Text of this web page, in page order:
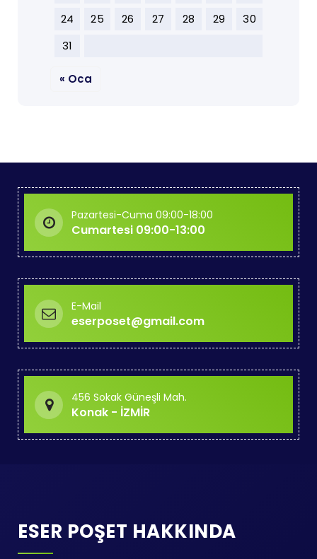
24
25 26 27 28 29
30
31
« Oca
Pazartesi-Cuma 09:00-18:00
Cumartesi 09:00-13:00
E-Mail
eserposet@gmail.com
456 Sokak Güneşli Mah.
Konak - İZMİR
ESER POŞET HAKKINDA